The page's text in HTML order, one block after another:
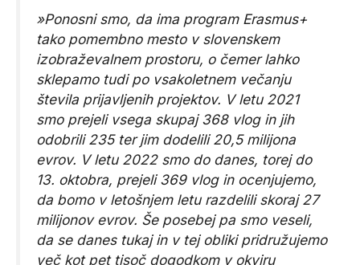
»Ponosni smo, da ima program Erasmus+
tako pomembno mesto v slovenskem
izobraževalnem prostoru, o čemer lahko
sklepamo tudi po vsakoletnem večanju
števila prijavljenih projektov. V letu 2021
smo prejeli vsega skupaj 368 vlog in jih
odobrili 235 ter jim dodelili 20,5 milijona
evrov. V letu 2022 smo do danes, torej do
13. oktobra, prejeli 369 vlog in ocenjujemo,
da bomo v letošnjem letu razdelili skoraj 27
milijonov evrov. Še posebej pa smo veseli,
da se danes tukaj in v tej obliki pridružujemo
več kot pet tisoč dogodkom v okviru